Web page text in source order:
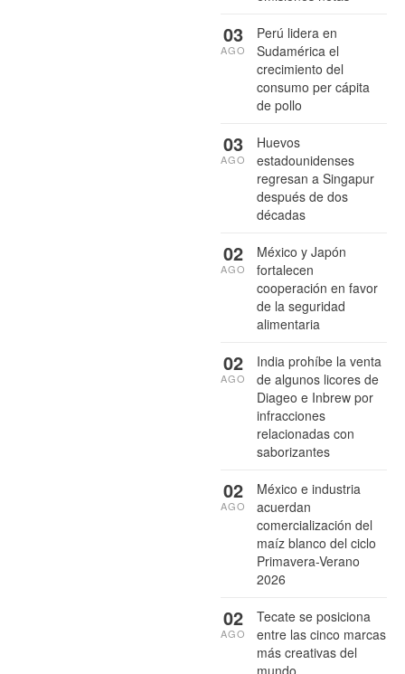
Perú lidera en
Sudamérica el
crecimiento del
consumo per cápita
de pollo
03
AGO
Huevos
estadounidenses
regresan a Singapur
después de dos
décadas
03
AGO
México y Japón
fortalecen
cooperación en favor
de la seguridad
alimentaria
02
AGO
India prohíbe la venta
de algunos licores de
Diageo e Inbrew por
infracciones
relacionadas con
saborizantes
02
AGO
México e industria
acuerdan
comercialización del
maíz blanco del ciclo
Primavera-Verano
2026
02
AGO
Tecate se posiciona
entre las cinco marcas
más creativas del
mundo
02
AGO